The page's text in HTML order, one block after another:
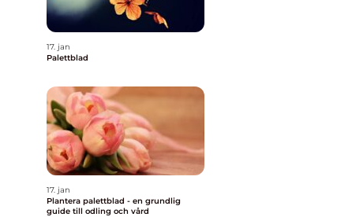
17. jan
Palettblad
17. jan
Plantera palettblad - en grundlig
guide till odling och vård